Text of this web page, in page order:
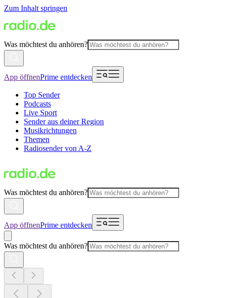
Zum Inhalt springen
Was möchtest du anhören?
App öffnenPrime entdecken
Top Sender
Podcasts
Live Sport
Sender aus deiner Region
Musikrichtungen
Themen
Radiosender von A-Z
Was möchtest du anhören?
App öffnenPrime entdecken
Was möchtest du anhören?